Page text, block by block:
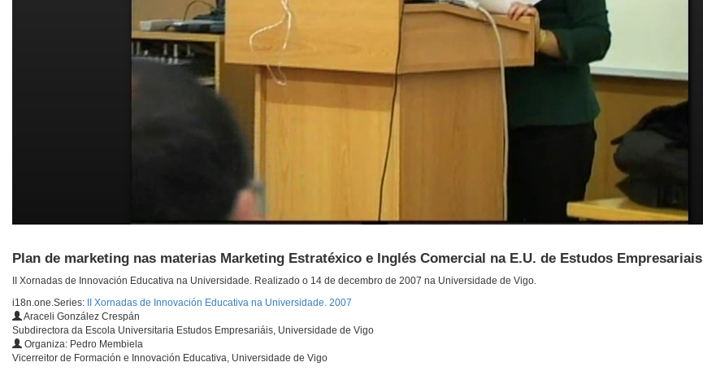
Plan de marketing nas materias Marketing Estratéxico e Inglés Comercial na E.U. de Estudos Empresariais
II Xornadas de Innovación Educativa na Universidade. Realizado o 14 de decembro de 2007 na Universidade de Vigo.
i18n.one.Series:
II Xornadas de Innovación Educativa na Universidade. 2007
Araceli González Crespán
Subdirectora da Escola Universitaria Estudos Empresariáis, Universidade de Vigo
Organiza: Pedro Membiela
Vicerreitor de Formación e Innovación Educativa, Universidade de Vigo